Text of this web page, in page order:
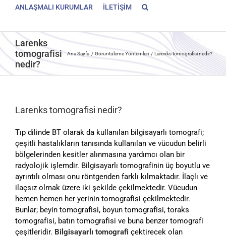
ANLAŞMALI KURUMLAR İLETİŞİM
Larenks
tomografisi
nedir?
Ana Sayfa Görüntüleme Yöntemleri Larenks tomografisi nedir?
Larenks tomografisi nedir?
Tıp dilinde BT olarak da kullanılan bilgisayarlı tomografi;
çeşitli hastalıkların tanısında kullanılan ve vücudun belirli
bölgelerinden kesitler alınmasına yardımcı olan bir
radyolojik işlemdir. Bilgisayarlı tomografinin üç boyutlu ve
ayrıntılı olması onu röntgenden farklı kılmaktadır. İlaçlı ve
ilaçsız olmak üzere iki şekilde çekilmektedir. Vücudun
hemen hemen her yerinin tomografisi çekilmektedir.
Bunlar; beyin tomografisi, boyun tomografisi, toraks
tomografisi, batın tomografisi ve buna benzer tomografi
çeşitleridir. Bilgisayarlı tomografi çektirecek olan